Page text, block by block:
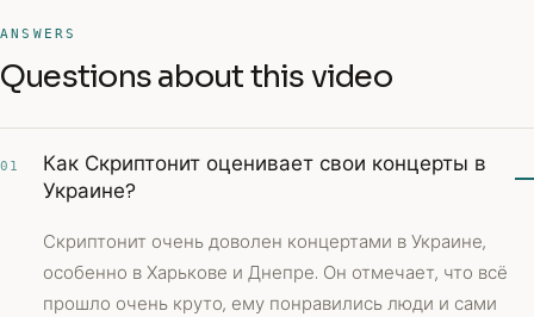
ANSWERS
Questions about this video
01
Как Скриптонит оценивает свои концерты в
Украине?
Скриптонит очень доволен концертами в Украине,
особенно в Харькове и Днепре. Он отмечает, что всё
прошло очень круто, ему понравились люди и сами